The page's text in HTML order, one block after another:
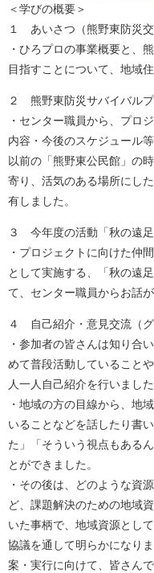
＜学びの概要＞
１ あいさつ（熊野東防災交
・ひろプロの事業概要と、
目指すことについて、地域
２ 熊野東防災サバイバル
・センター職員から、プロ
内容・今後のスケジュール
以前の「熊野東公民館」の
寄り、活気のある場所にし
有しました。
３ 今年度の活動「秋の遠
・プロジェクトに向けた仲
として実施する、「秋の遠
て、センター職員からお話が
４ 自己紹介・意見交流（グ
・参加者の皆さんは知り合
めて普段活動していること
人一人自己紹介を行いました
・地域の方の目線から、地
いることなどを話したり書
た」「そういう視点もある
とができました。
・その後は、どのような資
ど、課題解決のための地域
いた事柄で、地域資源とし
協議を通して明らかになり
案・実行に向けて、皆さん